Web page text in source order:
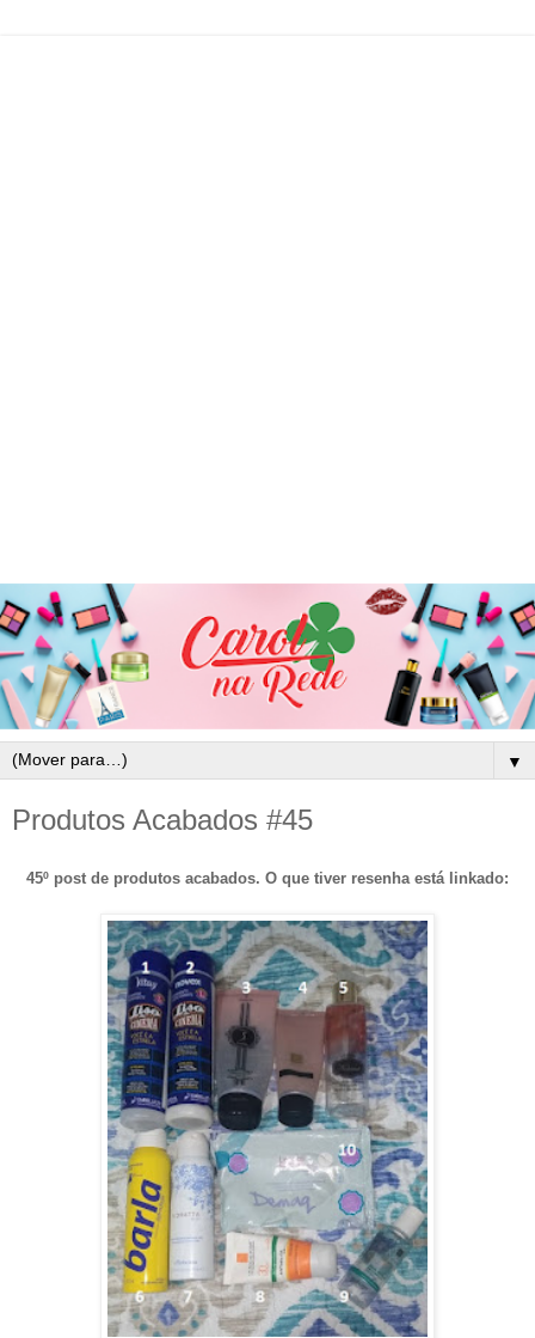
▼
Produtos Acabados #45
45º post de produtos acabados. O que tiver resenha está linkado: